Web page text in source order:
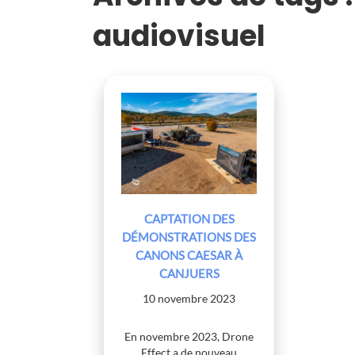
audiovisuel
CAPTATION DES
DÉMONSTRATIONS DES
CANONS CAESAR À
CANJUERS
10 novembre 2023
En novembre 2023, Drone
Effect a de nouveau